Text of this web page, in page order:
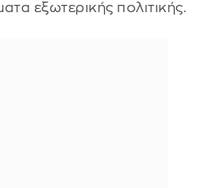
εξωτερικής πολιτικής.